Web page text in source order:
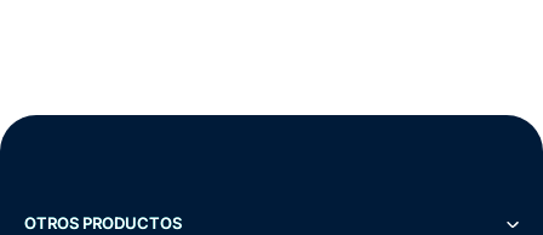
OTROS PRODUCTOS